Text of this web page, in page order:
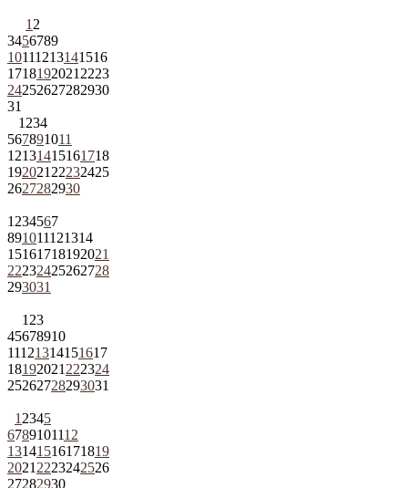
1 2
3456789
10111213141516
1718192021 2223
24252627282930
31
1 234
567891011
12131415161718
192021 22232425
2627282930
1 234567
891011121314
15161718192021
22232425262728
293031
1 23
45678910
11121314151617
18192021 222324
25262728293031
1 2345
6789101112
13141516171819
2021 2223242526
27282930